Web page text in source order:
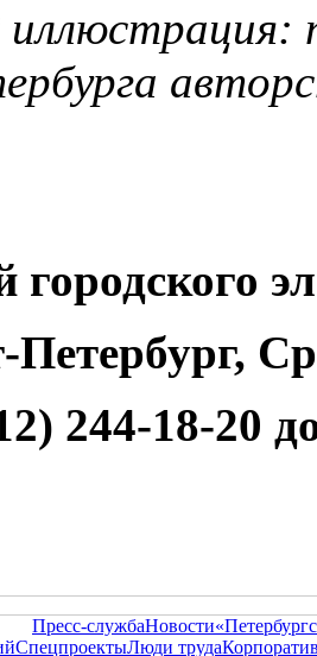
иллюстрация:
городского
Петербург,
244-18-20
Пресс-службаНовости
СпецпроектыЛюди труда